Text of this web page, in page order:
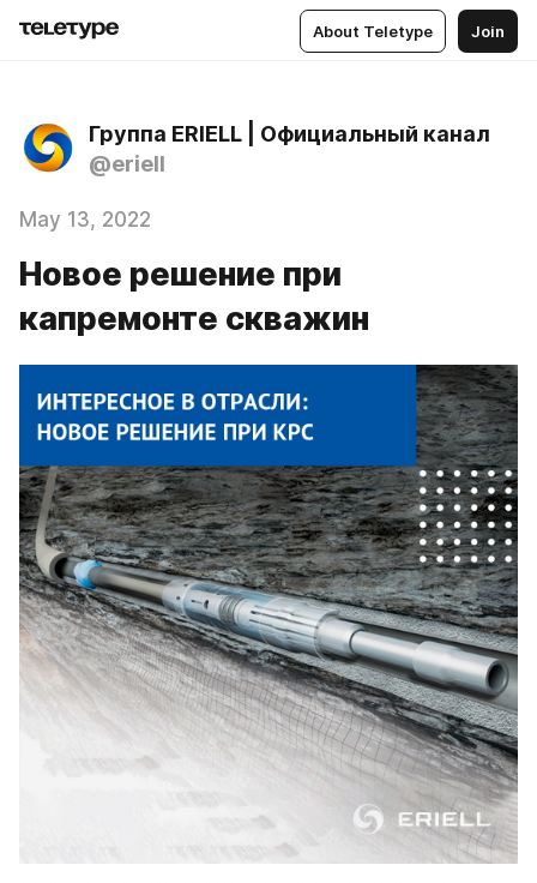
About Teletype Join
Группа ERIELL | Официальный канал
@eriell
May 13, 2022
Новое решение при
капремонте скважин